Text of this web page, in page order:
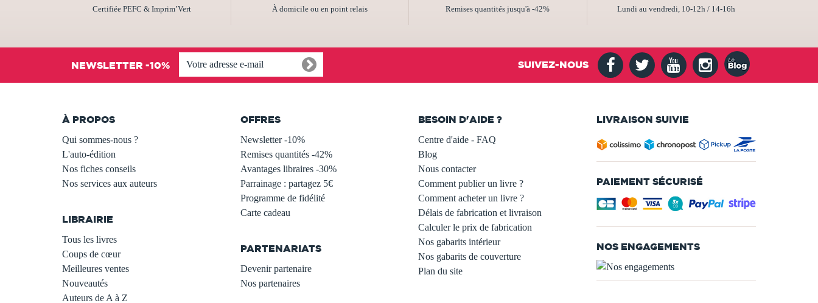
Certifiée PEFC & Imprim’Vert À domicile ou en point relais Remises quantités jusqu'à -42% Lundi au vendredi, 10-12h / 14-16h
NEWSLETTER -10% SUIVEZ-NOUS
À PROPOS
Qui sommes-nous ?
L'auto-édition
Nos fiches conseils
Nos services aux auteurs
LIBRAIRIE
Tous les livres
Coups de cœur
Meilleures ventes
Nouveautés
Auteurs de A à Z
OFFRES
Newsletter -10%
Remises quantités -42%
Avantages libraires -30%
Parrainage : partagez 5€
Programme de fidélité
Carte cadeau
PARTENARIATS
Devenir partenaire
Nos partenaires
BESOIN D'AIDE ?
Centre d'aide - FAQ
Blog
Nous contacter
Comment publier un livre ?
Comment acheter un livre ?
Délais de fabrication et livraison
Calculer le prix de fabrication
Nos gabarits intérieur
Nos gabarits de couverture
Plan du site
LIVRAISON SUIVIE
PAIEMENT SÉCURISÉ
NOS ENGAGEMENTS